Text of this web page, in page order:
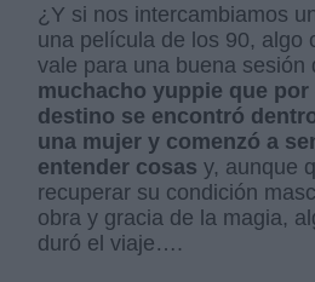
¿Y si nos intercambiamos
una película de los 90, algo
vale para una buena sesión
muchacho yuppie que
destino se encontró
una mujer y comenzó a
entender cosas y, aunque
recuperar su condición
obra y gracia de la magia,
duró el viaje….